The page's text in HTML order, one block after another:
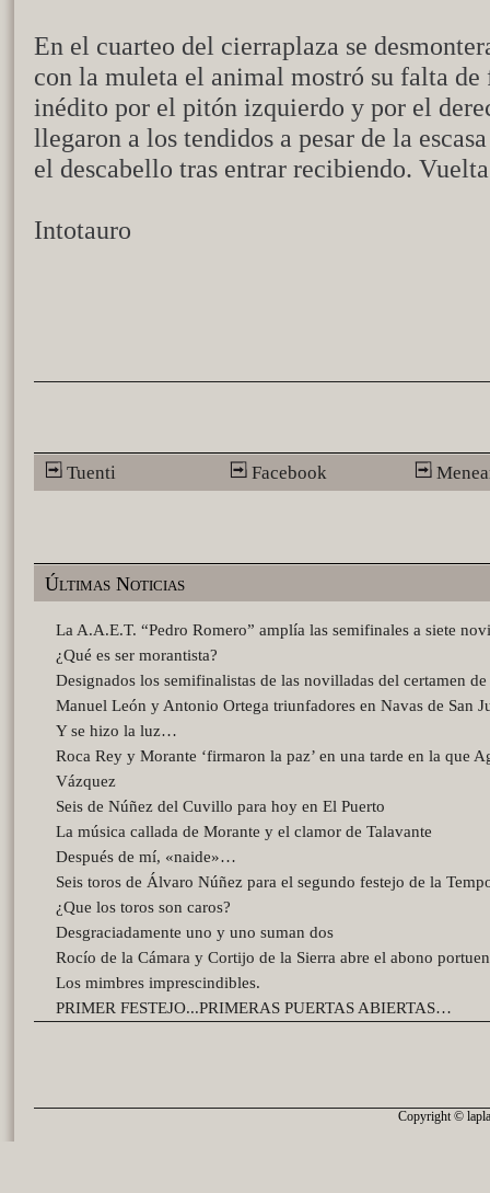
En el cuarteo del cierraplaza se
con la muleta el animal mostró su falta de
inédito por el pitón izquierdo y por el
llegaron a los tendidos a pesar de la
el descabello tras entrar recibiendo.
Intotauro
Tuenti Facebook
Últimas Noticias
La A.A.E.T. “Pedro Romero” amplía las semifinales a siete
¿Qué es ser morantista?
Designados los semifinalistas de las novilladas del certamen
Manuel León y Antonio Ortega triunfadores en Navas de San
Y se hizo la luz…
Roca Rey y Morante ‘firmaron la paz’ en una tarde en la que
Vázquez
Seis de Núñez del Cuvillo para hoy en El Puerto
La música callada de Morante y el clamor de Talavante
Después de mí, «naide»…
Seis toros de Álvaro Núñez para el segundo festejo de la
¿Que los toros son caros?
Desgraciadamente uno y uno suman dos
Rocío de la Cámara y Cortijo de la Sierra abre el abono
Los mimbres imprescindibles.
PRIMER FESTEJO...PRIMERAS PUERTAS ABIERTAS…
Copyright ©